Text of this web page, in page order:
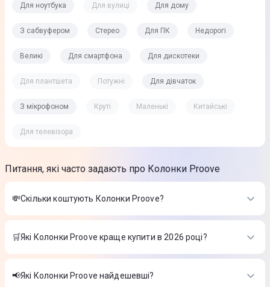
Для ноутбука Для вулиці Для дому
З сабвуфером Стерео Для ПК Недорогі
Великі Для смартфона Для дискотеки
Для плантшета Потужні Для дівчаток
З мікрофоном Круті Маленькі Китайські
Для телевізора
Питання, які часто задають про Колонки Proove
💸Скільки коштують Колонки Proove?
Вартість товарів в категорії Колонки Proove в інтернет-
магазині Цитрус
Портативна Акустика Proove Funk 15W (APP) black-2 399 ₴
Портативна Акустика Proove Funk 15W (APP) beige/gold
🛒Які Колонки Proove краще купити в 2026 році?
Найкращі Колонки Proove в 2026 році на думку інтернет-
магазину Цитрус
📢Які Колонки Proove найдешевші?